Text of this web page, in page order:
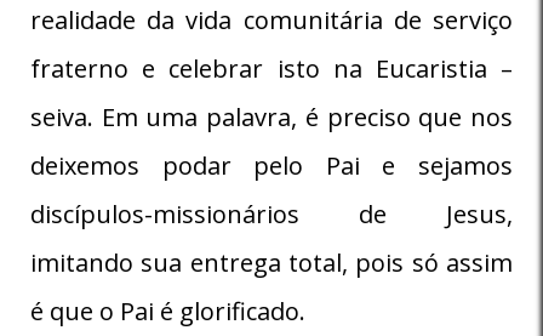
realidade da vida comunitária de serviço
fraterno e celebrar isto na Eucaristia –
seiva. Em uma palavra, é preciso que nos
deixemos podar pelo Pai e sejamos
discípulos-missionários de Jesus,
imitando sua entrega total, pois só assim
é que o Pai é glorificado.